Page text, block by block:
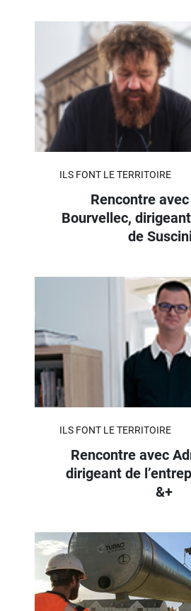
ILS FONT LE TERRITOIRE
Rencontre
Bourvellec,
de
ILS FONT LE TERRITOIRE
Rencontre avec
dirigeant de
&+